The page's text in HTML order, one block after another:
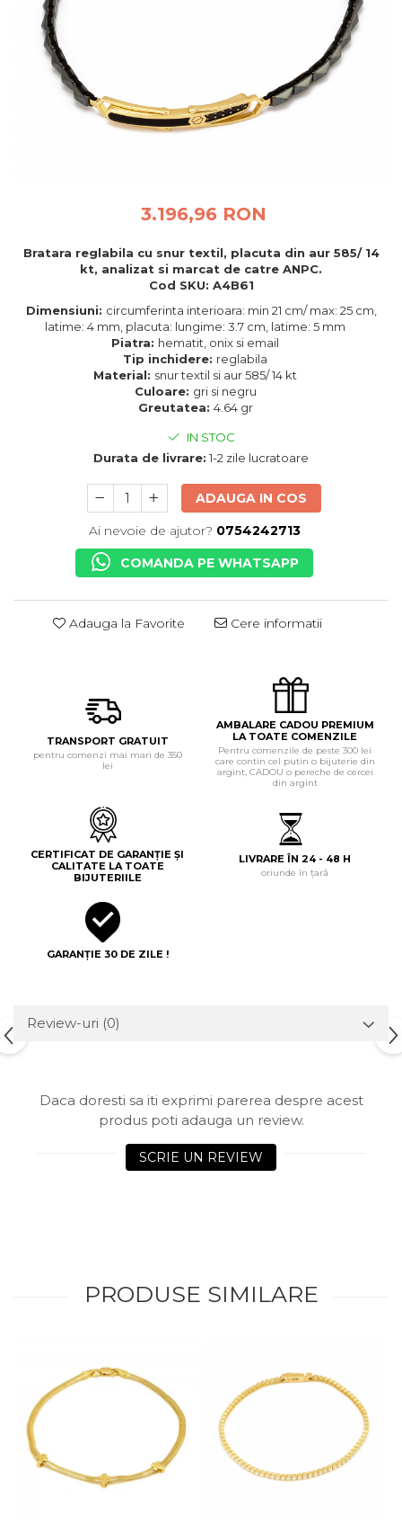
INELE
PIERCING
SETURI BIJUTERII
ACE DE CRAVATA
INELE
BUTONI
BRATARA TIP ROZARIU
LANTURI TIP ROZARIU
3.196,96 RON
Bratara reglabila cu snur textil, placuta din aur 585/ 14
kt, analizat si marcat de catre ANPC.
Cod SKU: A4B61
Dimensiuni: circumferinta interioara: min 21 cm/ max: 25 cm,
latime: 4 mm, placuta: lungime: 3.7 cm, latime: 5 mm
Piatra: hematit, onix si email
Tip inchidere: reglabila
Material: snur textil si aur 585/ 14 kt
Culoare: gri si negru
Greutatea: 4.64 gr
IN STOC
Durata de livrare: 1-2 zile lucratoare
ADAUGA IN COS
Ai nevoie de ajutor? 0754242713
COMANDA PE WHATSAPP
Adauga la Favorite Cere informatii
TRANSPORT GRATUIT
pentru comenzi mai mari de 350
lei
AMBALARE CADOU PREMIUM
LA TOATE COMENZILE
Pentru comenzile de peste 300 lei
care contin cel putin o bijuterie din
argint, CADOU o pereche de cercei
din argint
CERTIFICAT DE GARANȚIE ȘI
CALITATE LA TOATE
BIJUTERIILE
LIVRARE ÎN 24 - 48 H
oriunde în țară
GARANȚIE 30 DE ZILE !
Review-uri (0)
Daca doresti sa iti exprimi parerea despre acest
produs poti adauga un review.
SCRIE UN REVIEW
PRODUSE SIMILARE